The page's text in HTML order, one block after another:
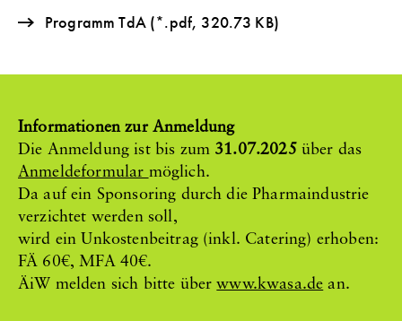
Programm TdA (*.pdf, 320.73 KB)
Informationen zur Anmeldung
Die Anmeldung ist bis zum 31.07.2025über das
Anmeldeformular möglich.
Da auf ein Sponsoring durch die Pharmaindustrie
verzichtet werden soll,
wird ein Unkostenbeitrag (inkl. Catering) erhoben:
FÄ 60€, MFA 40€.
ÄiW melden sich bitte überwww.kwasa.de an.